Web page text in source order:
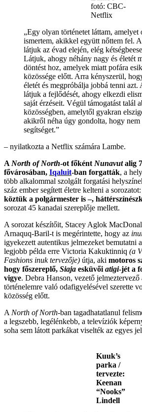
fotó: CBC-
Netflix
„Egy olyan történetet láttam, amelyet
ismertem, akikkel együtt nőttem fel.
látjuk az évad elején, elég
Látjuk, ahogy néhány nagy és életét
döntést hoz, amelyek miatt pofára
közössége előtt. Arra kényszerül,
életét és megpróbálja jobbá tenni azt.
látjuk a fejlődését, ahogy elkezdi
saját érzéseit. Végül támogatást talál
közösségben, amelytől gyakran
akikről néha úgy gondolta, hogy
segítséget.”
– nyilatkozta a Netflix számára Lambe.
A North of North-ot főként Nunavutalig
fővárosában, Iqaluit-ban forgatták, a
több alkalommal szolgált forgatási
száz ember segített életre kelteni a sorozatot:
köztük a polgármester is –,
sorozat 45 kanadai szereplője mellett.
A sorozat készítőit, Stacey Aglok
Arnaquq-Baril-t is megérintette, hogy az
igyekezett autentikus jelmezeket bemutatni
legjobb példa erre Victoria Kakuktinniq (a
Fashions inuk tervezője) útja, aki motoros
hogy főszereplő, Siaja esküvői atigi-jét a
vigye. Debra Hanson, vezető jelmeztervező
történelemre való odafigyelésével szerette
közösség előtt.
A North of North-ban tagadhatatlanul
a legszebb, legélénkebb, a televíziók
soha sem látott parkákat viselték az egyes
Kuuk’s
parka /
tervezte:
Keenan
“Nooks”
Lindell